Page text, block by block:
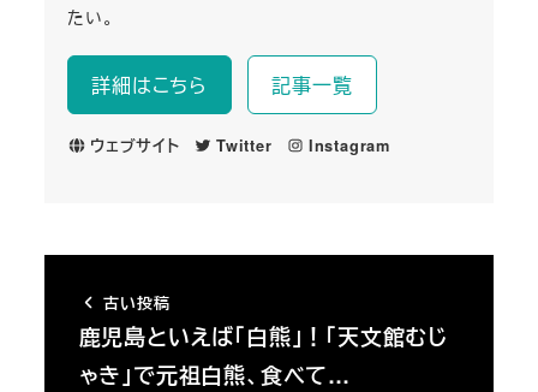
たい。
詳細はこちら 記事一覧
ウェブサイト Twitter Instagram
古い投稿
鹿児島といえば「白熊」！「天文館むじ
ゃき」で元祖白熊、食べて…